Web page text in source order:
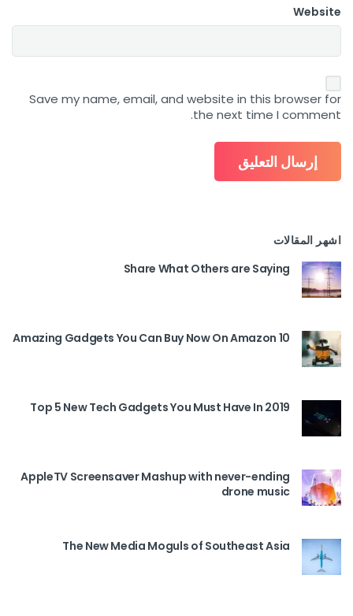
Website
Save my name, email, and website in this browser for
the next time I comment.
اشهر المقالات
Share What Others are Saying
10 Amazing Gadgets You Can Buy Now On Amazon
Top 5 New Tech Gadgets You Must Have In 2019
AppleTV Screensaver Mashup with never-ending
drone music
The New Media Moguls of Southeast Asia